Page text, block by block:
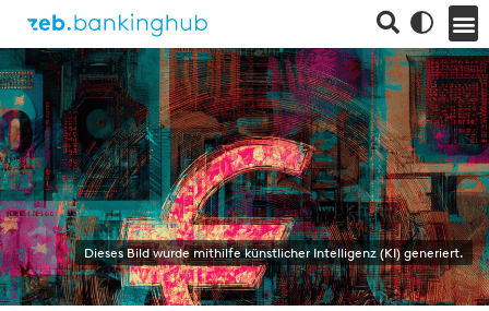
Dieses Bild wurde mithilfe künstlicher Intelligenz (KI) generiert.